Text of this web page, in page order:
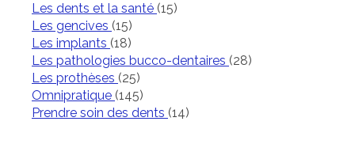
Les dents et la santé (15)
Les gencives (15)
Les implants (18)
Les pathologies bucco-dentaires (28)
Les prothèses (25)
Omnipratique (145)
Prendre soin des dents (14)